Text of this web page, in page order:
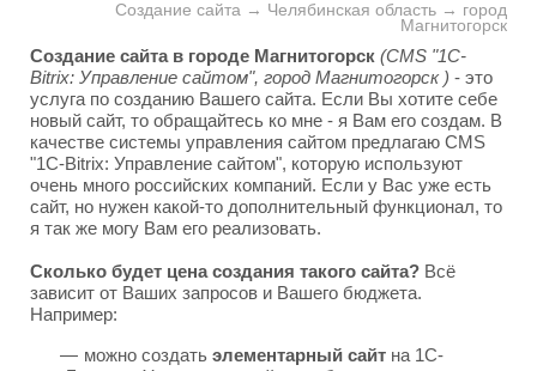
Создание сайта → Челябинская область → город
Магнитогорск
Создание сайта в городе Магнитогорск (CMS "1C-
Bitrix: Управление сайтом", город Магнитогорск ) - это
услуга по созданию Вашего сайта. Если Вы хотите себе
новый сайт, то обращайтесь ко мне - я Вам его создам. В
качестве системы управления сайтом предлагаю CMS
"1C-Bitrix: Управление сайтом", которую используют
очень много российских компаний. Если у Вас уже есть
сайт, но нужен какой-то дополнительный функционал, то
я так же могу Вам его реализовать.
Сколько будет цена создания такого сайта? Всё
зависит от Ваших запросов и Вашего бюджета.
Например:
можно создать элементарный сайт на 1С-